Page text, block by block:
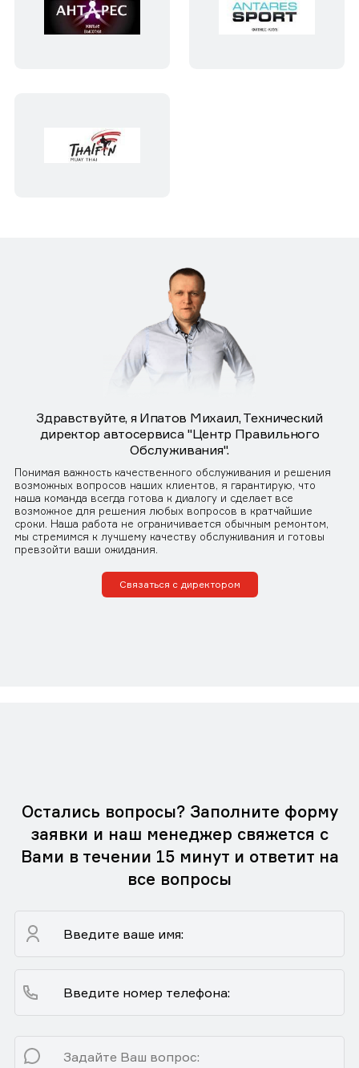
Здравствуйте, я Ипатов Михаил, Технический
директор автосервиса "Центр Правильного
Обслуживания".
Понимая важность качественного обслуживания и решения
возможных вопросов наших клиентов, я гарантирую, что
наша команда всегда готова к диалогу и сделает все
возможное для решения любых вопросов в кратчайшие
сроки. Наша работа не ограничивается обычным ремонтом,
мы стремимся к лучшему качеству обслуживания и готовы
превзойти ваши ожидания.
Связаться с директором
Остались вопросы? Заполните форму
заявки и наш менеджер свяжется с
Вами в течении 15 минут и ответит на
все вопросы